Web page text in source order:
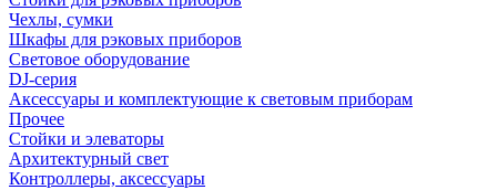
Чехлы, сумки
Шкафы для рэковых приборов
Световое оборудование
DJ-серия
Аксессуары и комплектующие к световым приборам
Прочее
Стойки и элеваторы
Архитектурный свет
Контроллеры, аксессуары